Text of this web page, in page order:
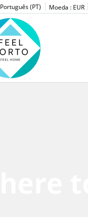
Português (PT) Moeda : EUR